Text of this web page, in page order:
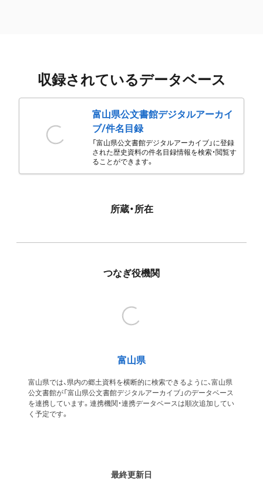
収録されているデータベース
富山県公文書館デジタルアーカイ
ブ/件名目録
「富山県公文書館デジタルアーカイブ」に登録
された歴史資料の件名目録情報を検索・閲覧す
ることができます。
所蔵・所在
つなぎ役機関
富山県
富山県では、県内の郷土資料を横断的に検索できるように、富山県
公文書館が「富山県公文書館デジタルアーカイブ」のデータベース
を連携しています。連携機関・連携データベースは順次追加してい
く予定です。
最終更新日